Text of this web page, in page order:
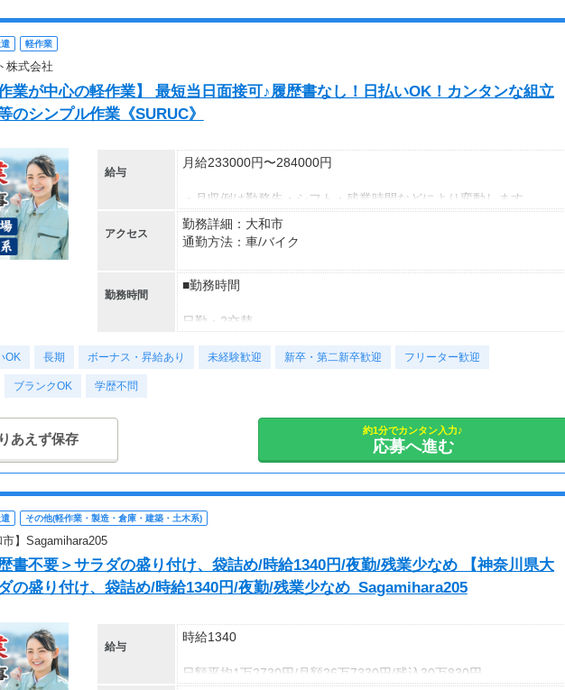
軽作業
株式会社
作業が中心の軽作業】 最短当日面接可♪履歴書なし！日払いOK！カンタンな組立
のシンプル作業《SURUC》
給与
月給233000円〜284000円
・月収例は勤務先・シフト・残業時間などにより変動します
・各種手当あり（残業手当、休出手当、深夜勤務がある場合は深夜
手当 など）
■日払い制度（新制度）※規定あり
アクセス
勤務詳細：大和市
通勤方法：車/バイク
※構内の（無料）駐車場利用OK
ご希望の地域や条件などを伺いながらあなたに合ったお仕事をご
紹介します！
勤務時間
■勤務時間
日勤・2交替
日勤：8:00~17:00／8:45~17:15
※夜勤は生産状況に応じて変動あり
・日勤専属、夜勤専属などの働き方も相談可能です
■勤務日数
週5日勤務
■休日
・
・年間休日 123日～130日
・有給休暇あり
・長期休暇あり（配属先による）
OK 長期 ボーナス・昇給あり 未経験歓迎 新卒・第二新卒歓迎 フリーター歓迎
ブランクOK 学歴不問
あえず保存
約1分でカンタン入力♪
応募へ進む
その他(軽作業・製造・倉庫・建築・土木系)
市】Sagamihara205
書不要＞サラダの盛り付け、袋詰め/時給1340円/夜勤/残業少なめ 【神奈川県大
の盛り付け、袋詰め/時給1340円/夜勤/残業少なめ_Sagamihara205
給与
時給1340
日額平均1万2730円/月額26万7330円/残込30万830円